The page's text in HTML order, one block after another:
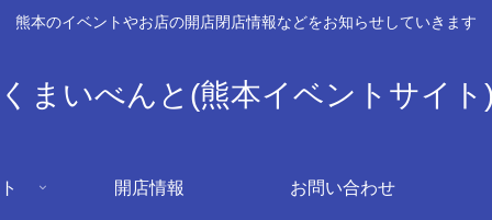
熊本のイベントやお店の開店閉店情報などをお知らせしていきます
まいべんと(熊本イベントサイト
開店情報 お問い合わせ